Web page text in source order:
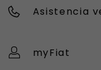
Asistencia
myFiat